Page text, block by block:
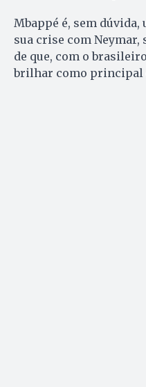
Mbappé é, sem
sua crise com Neymar,
de que, com o
brilhar como principal